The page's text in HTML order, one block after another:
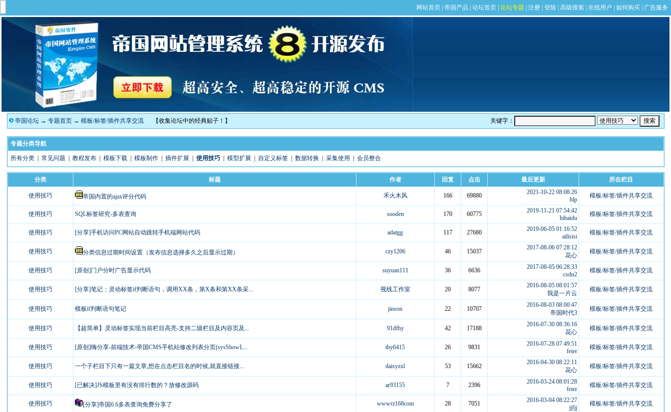
帝国论坛→ 专题首页→ 模板/标签/插件共享交流【收集论坛中的经典贴子！】 关键字：
专题分类导航
所有分类| 常见问题 教程发布| 模板下载| 模板制作| 插件扩展 使用技巧| 模型扩展 自定义标签| 数据转换 采集使用 会员整合
分类 标题 作者 回复 点击 最后更新 所在栏目
使用技巧 帝国内置的ajax评分代码 禾火木风 166 69880
2021-10-22 08:08:26
hlp
模板/标签/插件共享交流
使用技巧 SQL标签研究-多表查询 sooden 170 60775
2019-11-21 07:54:42
hibaidu
模板/标签/插件共享交流
使用技巧 [分享]手机访问PC网站自动跳转手机端网站代码 adatgg 117 27680
2019-06-05 01:16:52
ailisisi
模板/标签/插件共享交流
使用技巧 分类信息过期时间设置（发布信息选择多久之后显示过期） czy1206 46 15037
2017-08-06 07:28:12
花心
模板/标签/插件共享交流
使用技巧 [原创]门户分时广告显示代码 suyuan111 36 6636
2017-08-05 06:28:33
csdn2
模板/标签/插件共享交流
使用技巧 [分享]笔记：灵动标签if判断语句，调用XX条，第X条和第XX条采... 视线工作室 20 8077
2016-08-05 08:01:57
我是一片云
模板/标签/插件共享交流
使用技巧 模板if判断语句笔记 jinson 22 10707
2016-08-03 08:00:47
帝国时代3
模板/标签/插件共享交流
使用技巧 【超简单】灵动标签实现当前栏目高亮-支持二级栏目及内容页及... 91dfhy 42 17188
2016-07-30 08:36:16
花心
模板/标签/插件共享交流
使用技巧 [原创]嗨分享-前端技术-帝国CMS手机站修改列表分页(sysShowL... thy6415 26 9831
2016-07-28 07:49:51
feier
模板/标签/插件共享交流
使用技巧 一个子栏目下只有一篇文章,想在点击栏目名的时候,就直接链接... daisyzxl 53 15662
2016-04-30 08:22:11
花心
模板/标签/插件共享交流
使用技巧 [已解决]JS模板里有没有排行数的？放修改源码 ar93155 7 2396
2016-03-24 08:01:28
feier
模板/标签/插件共享交流
使用技巧 [分享]帝国6.6多表查询免费分享了 wwwrz168com 28 7051
2016-03-04 08:22:27
jjfjj
模板/标签/插件共享交流